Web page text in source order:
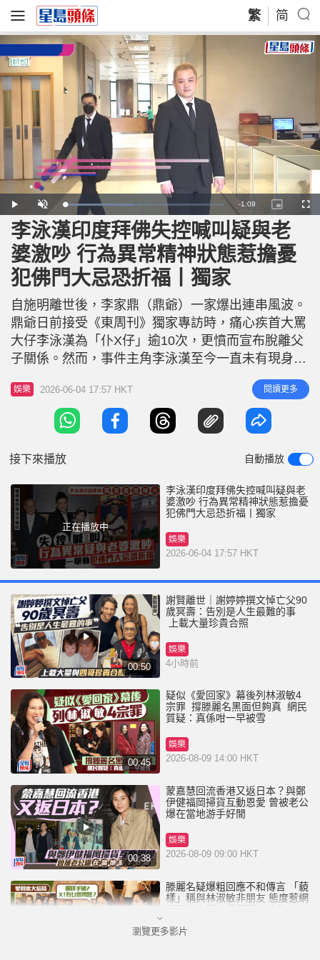
繁 简
P
l
a
y
U
n
m
u
t
e
L
o
a
d
e
d
:
4
3
.
3
3
R
e
m
n
n
-1:09
P
i
c
t
u
r
e
-
i
c
t
u
r
e
F
u
李泳漢印度拜佛失控喊叫疑與老
婆激吵 行為異常精神狀態惹擔憂
犯佛門大忌恐折福丨獨家
自施明離世後，李家鼎（鼎爺）一家爆出連串風波。
鼎爺日前接受《東周刊》獨家專訪時，痛心疾首大罵
大仔李泳漢為「仆X仔」逾10次，更憤而宣布脫離父
子關係。然而，事件主角李泳漢至今一直未有現身正
面回應，更被《星島頭條》揭露他早已悄悄「潛水」
離港，遠飛印度拜佛修行，企圖藉佛門清淨地洗滌心
靈，且事後亦未有隨旅行團一同返港，行蹤備受關
注。 李泳漢印度拜佛犯下佛門大忌 《星島頭條》獨
娛樂 2026-06-04 17:57 HKT 閱讀更多
接下來播放 自動播放
正在播放中
李泳漢印度拜佛失控喊叫疑與老
婆激吵 行為異常精神狀態惹擔憂
犯佛門大忌恐折福丨獨家
娛樂
2026-06-04 17:57 HKT
00:50
謝賢離世｜謝婷婷撰文悼亡父90
歲冥壽：告別是人生最難的事
上載大量珍貴合照
娛樂
4小時前
00:45
疑似《愛回家》幕後列林淑敏4
宗罪 撐滕麗名黑面但夠真 網民
質疑：真係咁一早被雪
娛樂
2026-08-09 14:00 HKT
00:38
蒙嘉慧回流香港又返日本？與鄭
伊健福岡掃貨互動恩愛 曾被老公
爆在當地游手好閒
娛樂
2026-08-09 09:00 HKT
滕麗名疑爆粗回應不和傳言 「藐
樣」稱與林淑敏非朋友 態度惹網
娛樂
瀏覽更多影片